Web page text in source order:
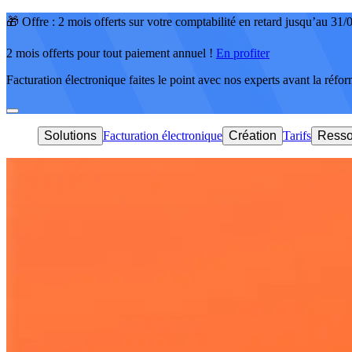
🎁 Offre : 2 mois offerts sur votre comptabilité en retard jusqu’au 31/
2 mois offerts pour tout paiement annuel ! En profiter
Facturation électronique faites le point avec nos experts avant la
Solutions Facturation électronique Création Tarifs